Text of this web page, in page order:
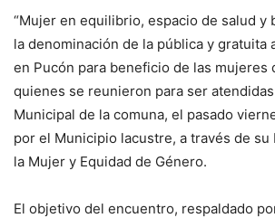
“Mujer en equilibrio, espacio de salud y
la denominación de la pública y gratuita
en Pucón para beneficio de las mujeres
quienes se reunieron para ser
Municipal de la comuna, el pasado
por el Municipio lacustre, a través de su
la Mujer y Equidad de Género.
El objetivo del encuentro, respaldado